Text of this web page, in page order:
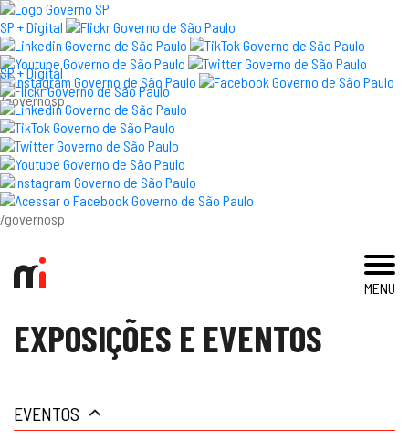
SP + Digital
/governosp
SP + Digital
/governosp
MENU
×
visite
exposições e eventos
acervo e pesquisa
museu
gestão
EXPOSIÇÕES E EVENTOS
EVENTOS